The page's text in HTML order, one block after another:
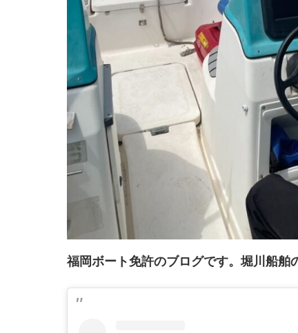
福岡ボート免許のブログです。堀川船舶